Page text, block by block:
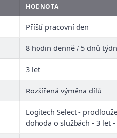
HODNOTA
Příští pracovní den
8 hodin denně / 5 dnů
3 let
Rozšířená výměna dílů
Logitech Select -
dohoda o službách - 3 let -